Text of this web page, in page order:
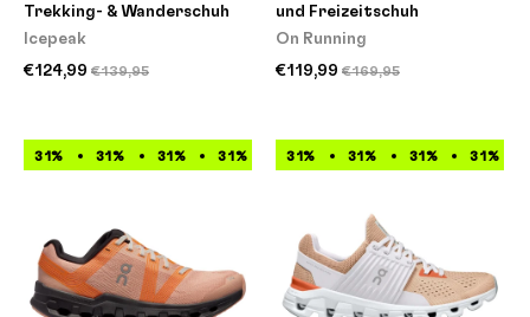
Trekking- & Wanderschuh
Icepeak
€124,99 €139,95
und Freizeitschuh
On Running
€119,99 €169,95
31% 31% 31% 31% 31% 31% 31% 31%
31% 31% 31% 31%